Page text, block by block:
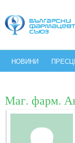
НОВИНИ
Маг. фарм.